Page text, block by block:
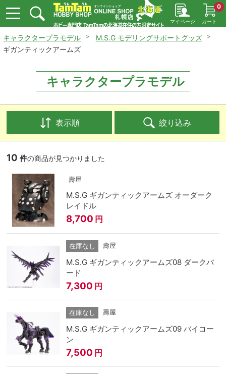
マイページ カート
0
キャラクタープラモデル
M.S.G モデリングサポートグッズ
ギガンティックアームズ
キャラクタープラモデル
表示順 絞り込み
10 件の商品が見つかりました
壽屋
M.S.G ギガンティックアームズ オーダーク
レイドル
8,700 円
在庫なし 壽屋
M.S.G ギガンティックアームズ08 ダークバ
ード
7,300 円
在庫なし 壽屋
M.S.G ギガンティックアームズ09 バイコー
ン
7,500 円